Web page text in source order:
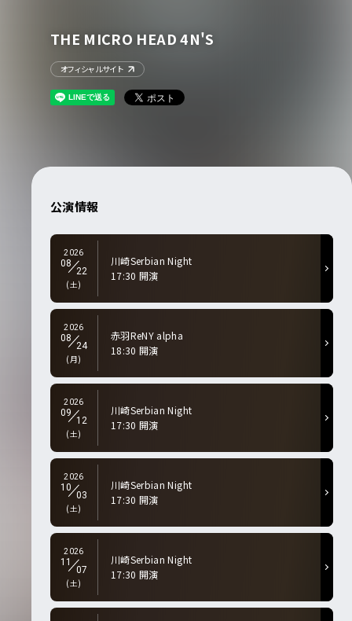
THE MICRO HEAD 4N'S
オフィシャルサイト
公演情報
2026
08
22
(土)
川崎Serbian Night
17:30 開演
2026
08
24
(月)
赤羽ReNY alpha
18:30 開演
2026
09
12
(土)
川崎Serbian Night
17:30 開演
2026
10
03
(土)
川崎Serbian Night
17:30 開演
2026
11
07
(土)
川崎Serbian Night
17:30 開演